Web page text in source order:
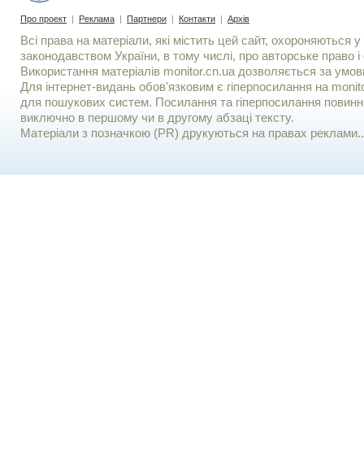
Про проект | Реклама | Партнери | Контакти | Архів
Всі права на матеріали, які містить цей сайт, охороняються у
законодавством України, в тому числі, про авторське право і
Використання матерiалiв monitor.cn.ua дозволяється за
Для iнтернет-видань обов'язковим є гiперпосилання на
для пошукових систем. Посилання та гіперпосилання
виключно в першому чи в другому абзаці тексту.
Матеріали з позначкою (PR) друкуються на правах реклами..